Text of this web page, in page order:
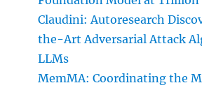
Claudini: Autoresearch
the-Art Adversarial Attack
LLMs
MemMA: Coordinating the